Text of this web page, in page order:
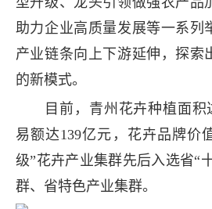
助力企业高质量发展等一系列
产业链条向上下游延伸，探索
的新模式。
目前，青州花卉种植面积
易额达139亿元，花卉品牌价
级”花卉产业集群先后入选省“
群、省特色产业集群。